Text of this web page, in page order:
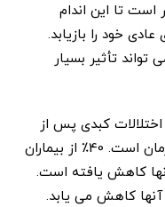
است تا این اندام
خود را بازیابد.
تأثیر بسیار
یوجی گزارش داد که 10٪ از اختلالات کبدی پس از
مصرف گانودرما به مدت دو ماه قابل درمان است. 40٪ از بیماران
کاهش یافته است.